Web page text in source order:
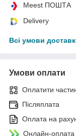
Meest ПОШТА
Delivery
Всі умови
Умови оплати
Оплатити
Післяплата
Оплата на
Онлайн-оплата